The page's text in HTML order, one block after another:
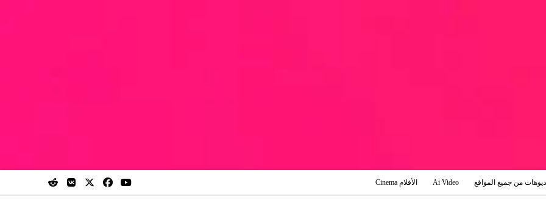
من جميع المواقع Ai Video الأفلام Cinema